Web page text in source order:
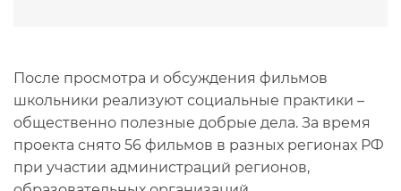
После просмотра и обсуждения фильмов
школьники реализуют социальные практики –
общественно полезные добрые дела. За время
проекта снято 56 фильмов в разных регионах РФ
при участии администраций регионов,